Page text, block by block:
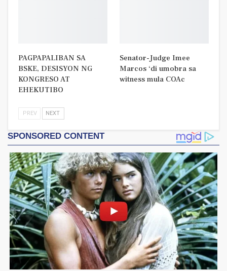
PAGPAPALIBAN SA
BSKE, DESISYON NG
KONGRESO AT
EHEKUTIBO
Senator-Judge Imee
Marcos ‘di umobra sa
witness mula COAc
PREV NEXT